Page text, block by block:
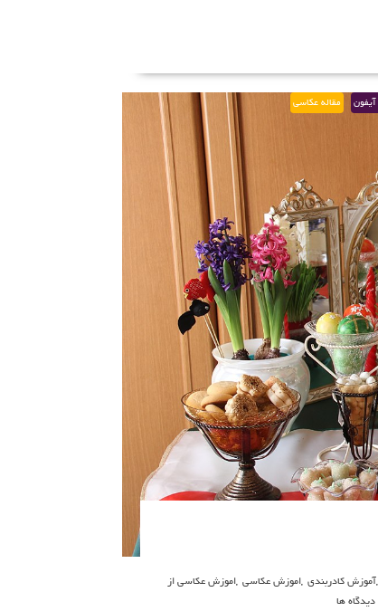
مقاله عکاسی
,آموزش کادربندی ,اموزش عکاسی ,اموزش عکاسی از